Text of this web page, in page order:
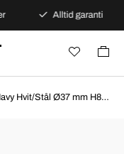
Alltid garanti
Hamilton Khaki Navy Hvit/Stål Ø37 mm H82221110